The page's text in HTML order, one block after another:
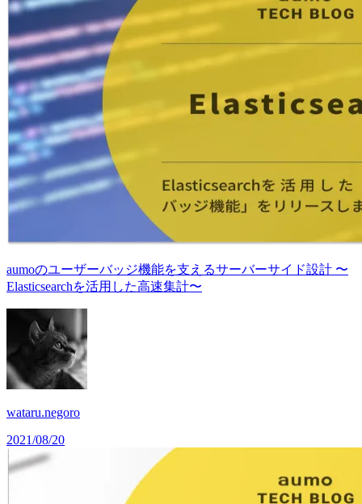
aumoのユーザーバッジ機能を支えるサーバーサイド設計 〜
Elasticsearchを活用した高速集計〜
wataru.negoro
2021/08/20